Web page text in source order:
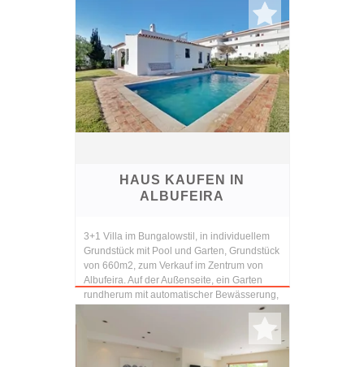
HAUS KAUFEN IN
ALBUFEIRA
3+1 Villa im Bungalowstil, in individuellem
Grundstück mit Pool und Garten, Grundstück
von 660m2, zum Verkauf im Zentrum von
Albufeira. Auf der Außenseite, ein Garten
rundherum mit automatischer Bewässerung,